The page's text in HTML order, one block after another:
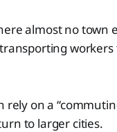
almost no town
on a
to larger cities.